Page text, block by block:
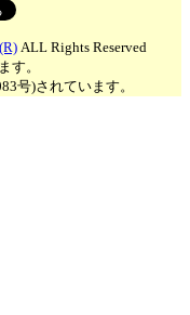
ALL Rights Reserved
す。
号)されています。